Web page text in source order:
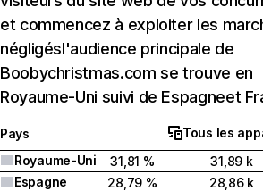
et commencez à exploiter les
négligésl'audience principale de
Boobychristmas.com se trouve en
Royaume-Uni suivi de Espagneet
Pays
Tous les
Royaume-Uni
31,81 %
31,89 k
Espagne
28,79 %
28,86 k